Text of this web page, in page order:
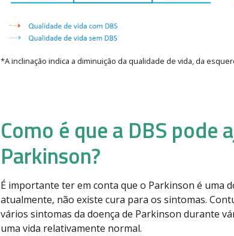
*A inclinação indica a diminuição da qualidade de vida, da
Como é que a DBS pode
Parkinson?
É importante ter em conta que o Parkinson é uma
atualmente, não existe cura para os sintomas.
vários sintomas da doença de Parkinson durante
uma vida relativamente normal.